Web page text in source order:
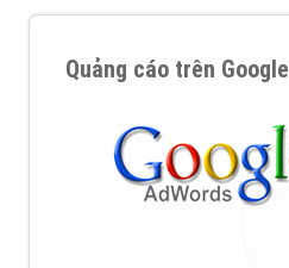
Quảng cáo trên Google